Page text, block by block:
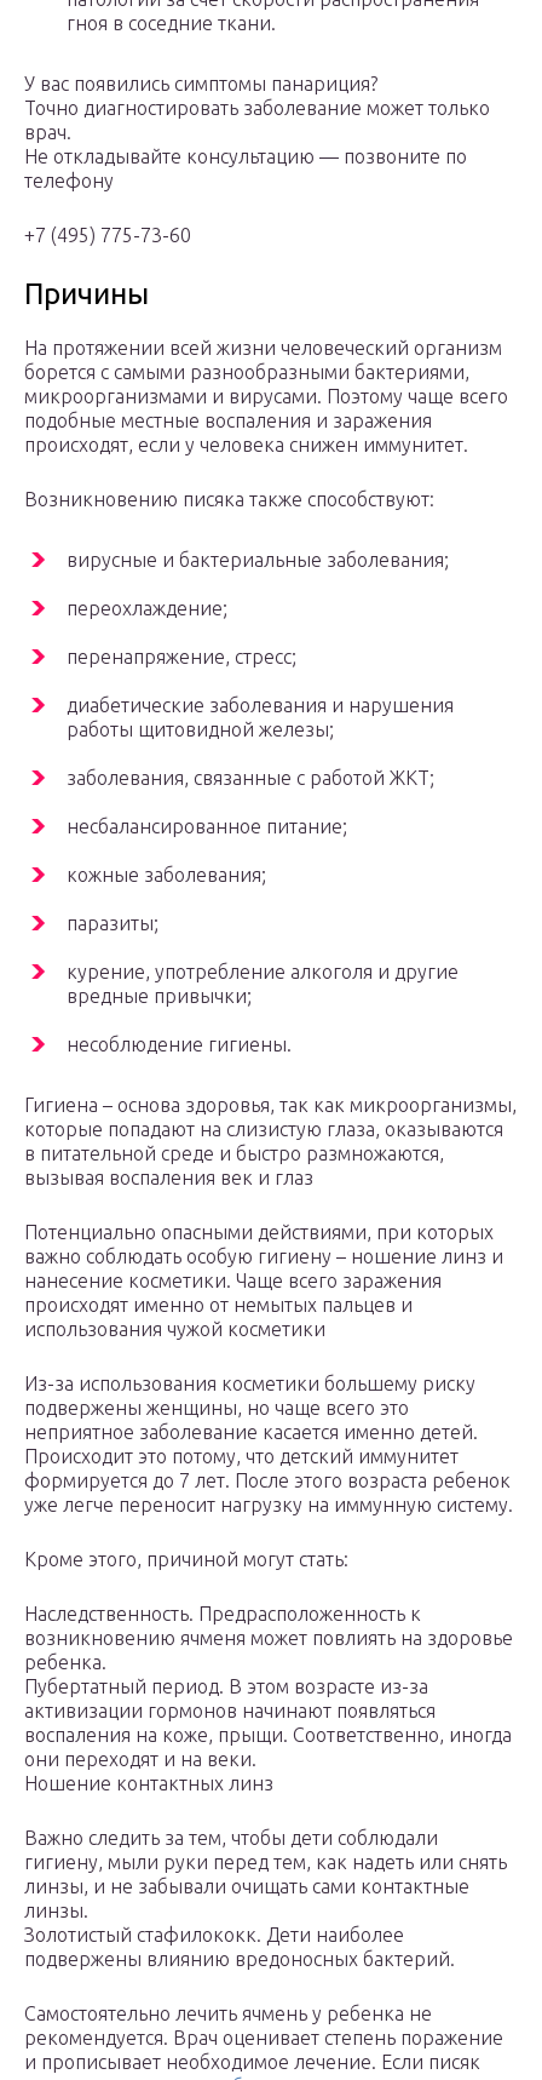
гноя в соседние ткани.
У вас появились симптомы панариция?
Точно диагностировать заболевание может только
врач.
Не откладывайте консультацию — позвоните по
телефону
+7 (495) 775-73-60
Причины
На протяжении всей жизни человеческий организм
борется с самыми разнообразными бактериями,
микроорганизмами и вирусами. Поэтому чаще всего
подобные местные воспаления и заражения
происходят, если у человека снижен иммунитет.
Возникновению писяка также способствуют:
вирусные и бактериальные заболевания;
переохлаждение;
перенапряжение, стресс;
диабетические заболевания и нарушения
работы щитовидной железы;
заболевания, связанные с работой ЖКТ;
несбалансированное питание;
кожные заболевания;
паразиты;
курение, употребление алкоголя и другие
вредные привычки;
несоблюдение гигиены.
Гигиена – основа здоровья, так как микроорганизмы,
которые попадают на слизистую глаза, оказываются
в питательной среде и быстро размножаются,
вызывая воспаления век и глаз
Потенциально опасными действиями, при которых
важно соблюдать особую гигиену – ношение линз и
нанесение косметики. Чаще всего заражения
происходят именно от немытых пальцев и
использования чужой косметики
Из-за использования косметики большему риску
подвержены женщины, но чаще всего это
неприятное заболевание касается именно детей.
Происходит это потому, что детский иммунитет
формируется до 7 лет. После этого возраста ребенок
уже легче переносит нагрузку на иммунную систему.
Кроме этого, причиной могут стать:
Наследственность. Предрасположенность к
возникновению ячменя может повлиять на здоровье
ребенка.
Пубертатный период. В этом возрасте из-за
активизации гормонов начинают появляться
воспаления на коже, прыщи. Соответственно, иногда
они переходят и на веки.
Ношение контактных линз
Важно следить за тем, чтобы дети соблюдали
гигиену, мыли руки перед тем, как надеть или снять
линзы, и не забывали очищать сами контактные
линзы.
Золотистый стафилококк. Дети наиболее
подвержены влиянию вредоносных бактерий.
Самостоятельно лечить ячмень у ребенка не
рекомендуется. Врач оценивает степень поражение
и прописывает необходимое лечение. Если писяк